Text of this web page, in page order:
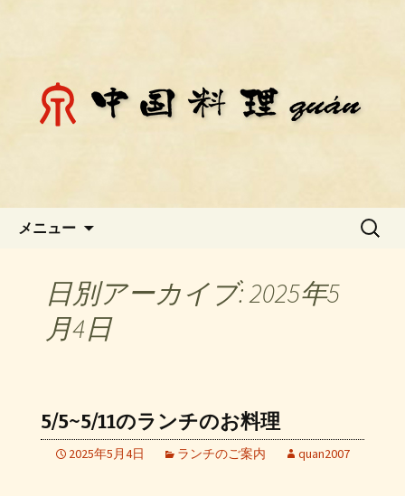
「チェン」のお知らせ
メニュー
検
日別アーカイブ: 2025年5
月4日
5/5~5/11のランチのお料理
2025年5月4日 ランチのご案内 quan2007